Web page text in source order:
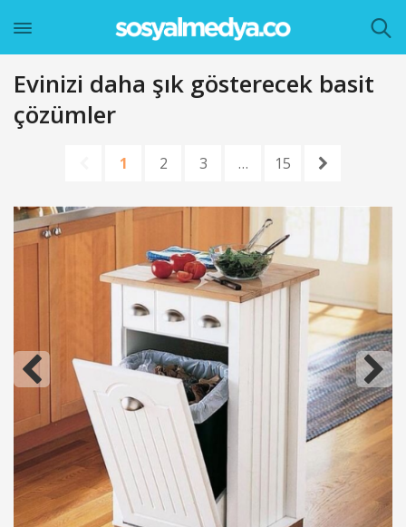
Evinizi daha şık gösterecek basit
çözümler
1 2 3 … 15